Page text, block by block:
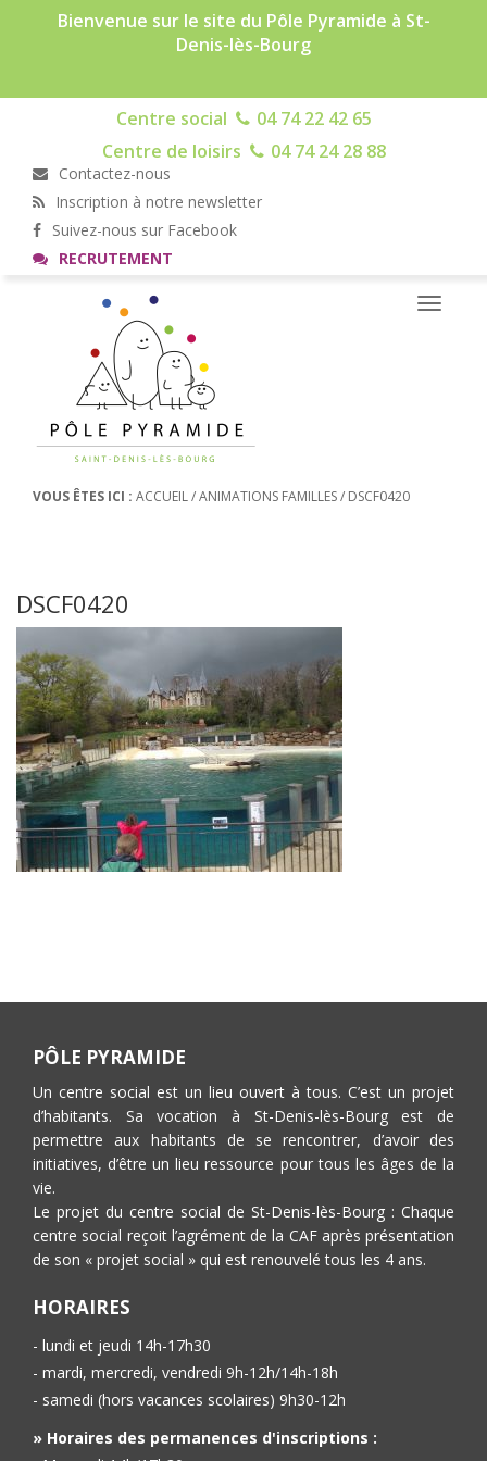
Bienvenue sur le site du Pôle Pyramide à St-
Denis-lès-Bourg
Centre social
04 74 22 42 65
Centre de loisirs
04 74 24 28 88
Contactez-nous
Inscription à notre newsletter
Suivez-nous sur Facebook
RECRUTEMENT
Toggle
VOUS ÊTES ICI : ACCUEIL/ANIMATIONS FAMILLES/ DSCF0420
DSCF0420
PÔLE PYRAMIDE
Un centre social est un lieu ouvert à tous. C’est un projet
d’habitants. Sa vocation à St-Denis-lès-Bourg est de
permettre aux habitants de se rencontrer, d’avoir des
initiatives, d’être un lieu ressource pour tous les âges de la
vie.
Le projet du centre social de St-Denis-lès-Bourg : Chaque
centre social reçoit l’agrément de la CAF après présentation
de son « projet social » qui est renouvelé tous les 4 ans.
HORAIRES
- lundi et jeudi 14h-17h30
- mardi, mercredi, vendredi 9h-12h/14h-18h
- samedi (hors vacances scolaires) 9h30-12h
» Horaires des permanences d'inscriptions :